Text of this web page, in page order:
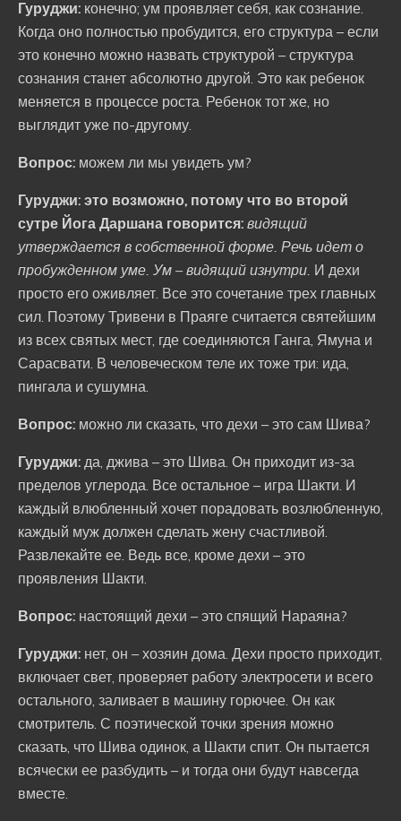
Гуруджи: конечно; ум проявляет себя, как сознание.
Когда оно полностью пробудится, его структура – если
это конечно можно назвать структурой – структура
сознания станет абсолютно другой. Это как ребенок
меняется в процессе роста. Ребенок тот же, но
выглядит уже по-другому.
Вопрос: можем ли мы увидеть ум?
Гуруджи: это возможно, потому что во второй
сутре Йога Даршана говорится: видящий
утверждается в собственной форме. Речь идет о
пробужденном уме. Ум – видящий изнутри. И дехи
просто его оживляет. Все это сочетание трех главных
сил. Поэтому Тривени в Праяге считается святейшим
из всех святых мест, где соединяются Ганга, Ямуна и
Сарасвати. В человеческом теле их тоже три: ида,
пингала и сушумна.
Вопрос: можно ли сказать, что дехи – это сам Шива?
Гуруджи: да, джива – это Шива. Он приходит из-за
пределов углерода. Все остальное – игра Шакти. И
каждый влюбленный хочет порадовать возлюбленную,
каждый муж должен сделать жену счастливой.
Развлекайте ее. Ведь все, кроме дехи – это
проявления Шакти.
Вопрос: настоящий дехи – это спящий Нараяна?
Гуруджи: нет, он – хозяин дома. Дехи просто приходит,
включает свет, проверяет работу электросети и всего
остального, заливает в машину горючее. Он как
смотритель. С поэтической точки зрения можно
сказать, что Шива одинок, а Шакти спит. Он пытается
всячески ее разбудить – и тогда они будут навсегда
вместе.